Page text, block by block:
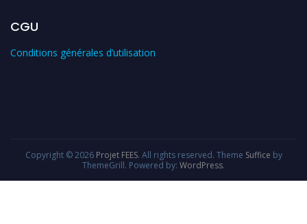
CGU
Conditions générales d’utilisation
Copyright © 2026 Projet FEES. All rights reserved. Theme Suffice by
ThemeGrill. Powered by: WordPress.